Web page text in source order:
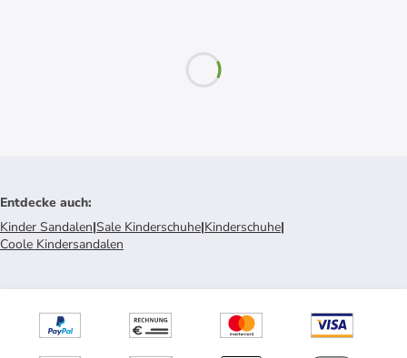
Entdecke auch:
Kinder Sandalen|Sale Kinderschuhe|Kinderschuhe|
Coole Kindersandalen